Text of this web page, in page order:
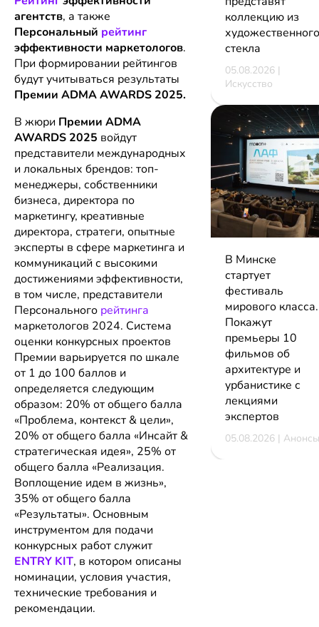
агентств, а также
Персональный рейтинг
эффективности маркетологов.
При формировании рейтингов
будут учитываться результаты
Премии ADMA AWARDS 2025.
В жюри Премии ADMA
AWARDS 2025 войдут
представители международных
и локальных брендов: топ-
менеджеры, собственники
бизнеса, директора по
маркетингу, креативные
директора, стратеги, опытные
эксперты в сфере маркетинга и
коммуникаций с высокими
достижениями эффективности,
в том числе, представители
Персонального рейтинга
маркетологов 2024. Система
оценки конкурсных проектов
Премии варьируется по шкале
от 1 до 100 баллов и
определяется следующим
образом: 20% от общего балла
«Проблема, контекст & цели»,
20% от общего балла «Инсайт &
стратегическая идея», 25% от
общего балла «Реализация.
Воплощение идем в жизнь»,
35% от общего балла
«Результаты». Основным
инструментом для подачи
конкурсных работ служит
ENTRY KIT, в котором описаны
номинации, условия участия,
технические требования и
рекомендации.
коллекцию из
художественного
стекла
05.08.2026 |
Искусство
В Минске
стартует
фестиваль
мирового класса.
Покажут
премьеры 10
фильмов об
архитектуре и
урбанистике с
лекциями
экспертов
05.08.2026 | Анонсы